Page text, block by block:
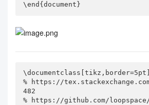
\end{document}
% https://
482
% https://github.com/